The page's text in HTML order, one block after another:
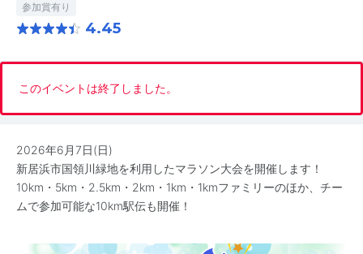
参加賞有り
4.45
このイベントは終了しました。
2026年6月7日(日)
新居浜市国領川緑地を利用したマラソン大会を開催します！
10km・5km・2.5km・2km・1km・1kmファミリーのほか、チー
ムで参加可能な10km駅伝も開催！